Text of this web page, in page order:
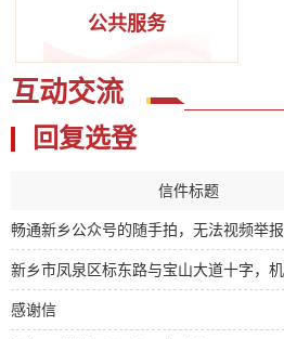
公共服务
互动交流
回复选登
信件标题
畅通新乡公众号的随手拍，无法视频举报
感谢信